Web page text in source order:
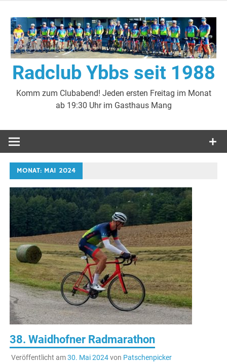
Inhalt
springen
Radclub Ybbs seit 1988
Komm zum Clubabend! Jeden ersten Freitag im Monat
ab 19:30 Uhr im Gasthaus Mang
MONAT: MAI 2024
38. Waidhofner Radmarathon
Veröffentlicht am30. Mai 2024von Patschenpicker